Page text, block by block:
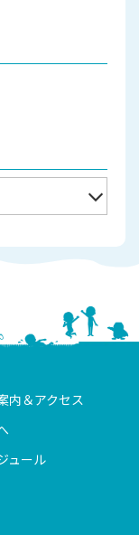
内＆アクセス
ュール